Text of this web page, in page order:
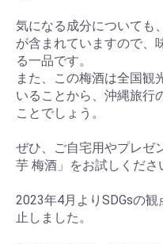
気になる成分についても
が含まれていますので、
る一品です。
また、この梅酒は全国観
いることから、沖縄旅行
ことでしょう。
ぜひ、ご自宅用やプレゼ
芋 梅酒」をお試しくださ
2023年4月よりSDGsの
止しました。